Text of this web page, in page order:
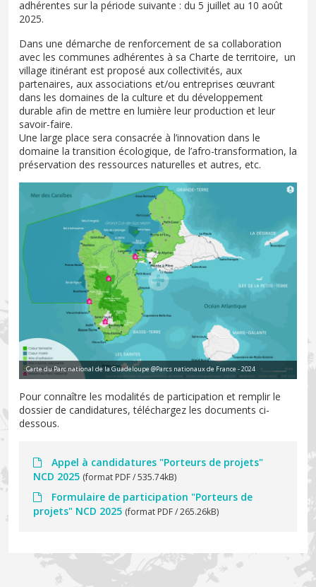
adhérentes sur la période suivante : du 5 juillet au 10 août
2025.
Dans une démarche de renforcement de sa collaboration
avec les communes adhérentes à sa Charte de territoire, un
village itinérant est proposé aux collectivités, aux
partenaires, aux associations et/ou entreprises œuvrant
dans les domaines de la culture et du développement
durable afin de mettre en lumière leur production et leur
savoir-faire.
Une large place sera consacrée à l’innovation dans le
domaine la transition écologique, de l’afro-transformation, la
préservation des ressources naturelles et autres, etc.
Carte du Parc national de la Guadeloupe @Parcs nationaux de France - 2024
Pour connaître les modalités de participation et remplir le
dossier de candidatures, téléchargez les documents ci-
dessous.
Appel à candidatures "Porteurs de projets"
NCD 2025 (format PDF / 535.74kB)
Formulaire de participation "Porteurs de
projets" NCD 2025 (format PDF / 265.26kB)